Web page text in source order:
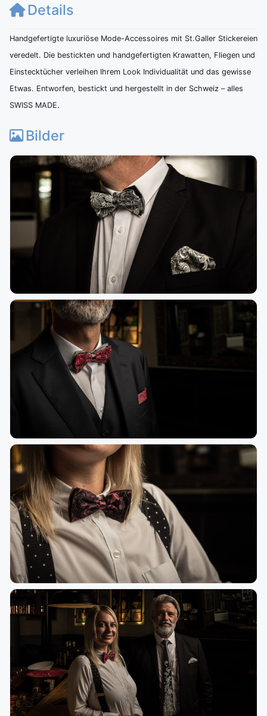
Details
Handgefertigte luxuriöse Mode-Accessoires mit St.Galler Stickereien
veredelt. Die bestickten und handgefertigten Krawatten, Fliegen und
Einstecktücher verleihen Ihrem Look Individualität und das gewisse
Etwas. Entworfen, bestickt und hergestellt in der Schweiz – alles
SWISS MADE.
Bilder